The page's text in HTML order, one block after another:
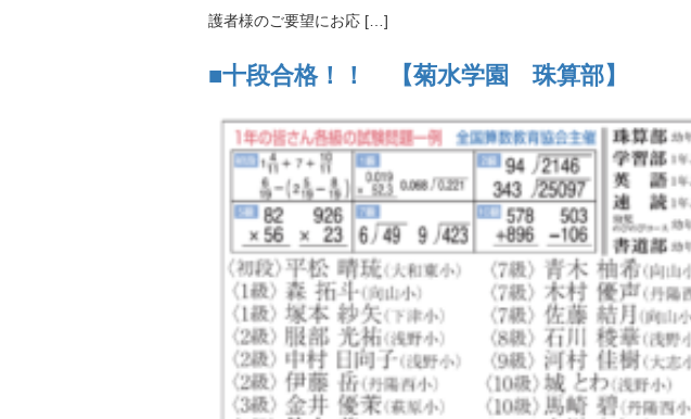
護者様のご要望にお応 […]
■十段合格！！ 【菊水学園 珠算部】